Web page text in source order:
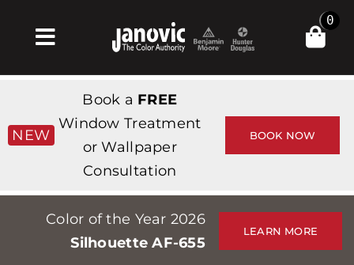
Toggle
Navigation
Products & Services
Κατάστημα
Professionals
Stores
0
NEW
Book a FREE
Window Treatment
or Wallpaper
Consultation
BOOK NOW
Color of the Year 2026
Silhouette AF-655
LEARN MORE